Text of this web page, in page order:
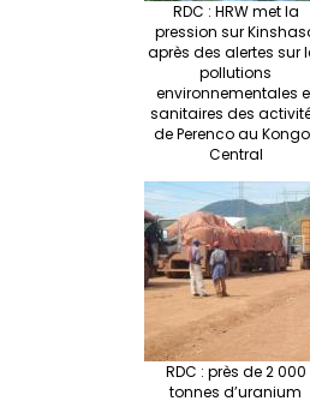
RDC : HRW met la
pression sur
après des alertes sur
pollutions
environnementales
sanitaires des
de Perenco au
Central
RDC : près de 2 000
tonnes d’uranium